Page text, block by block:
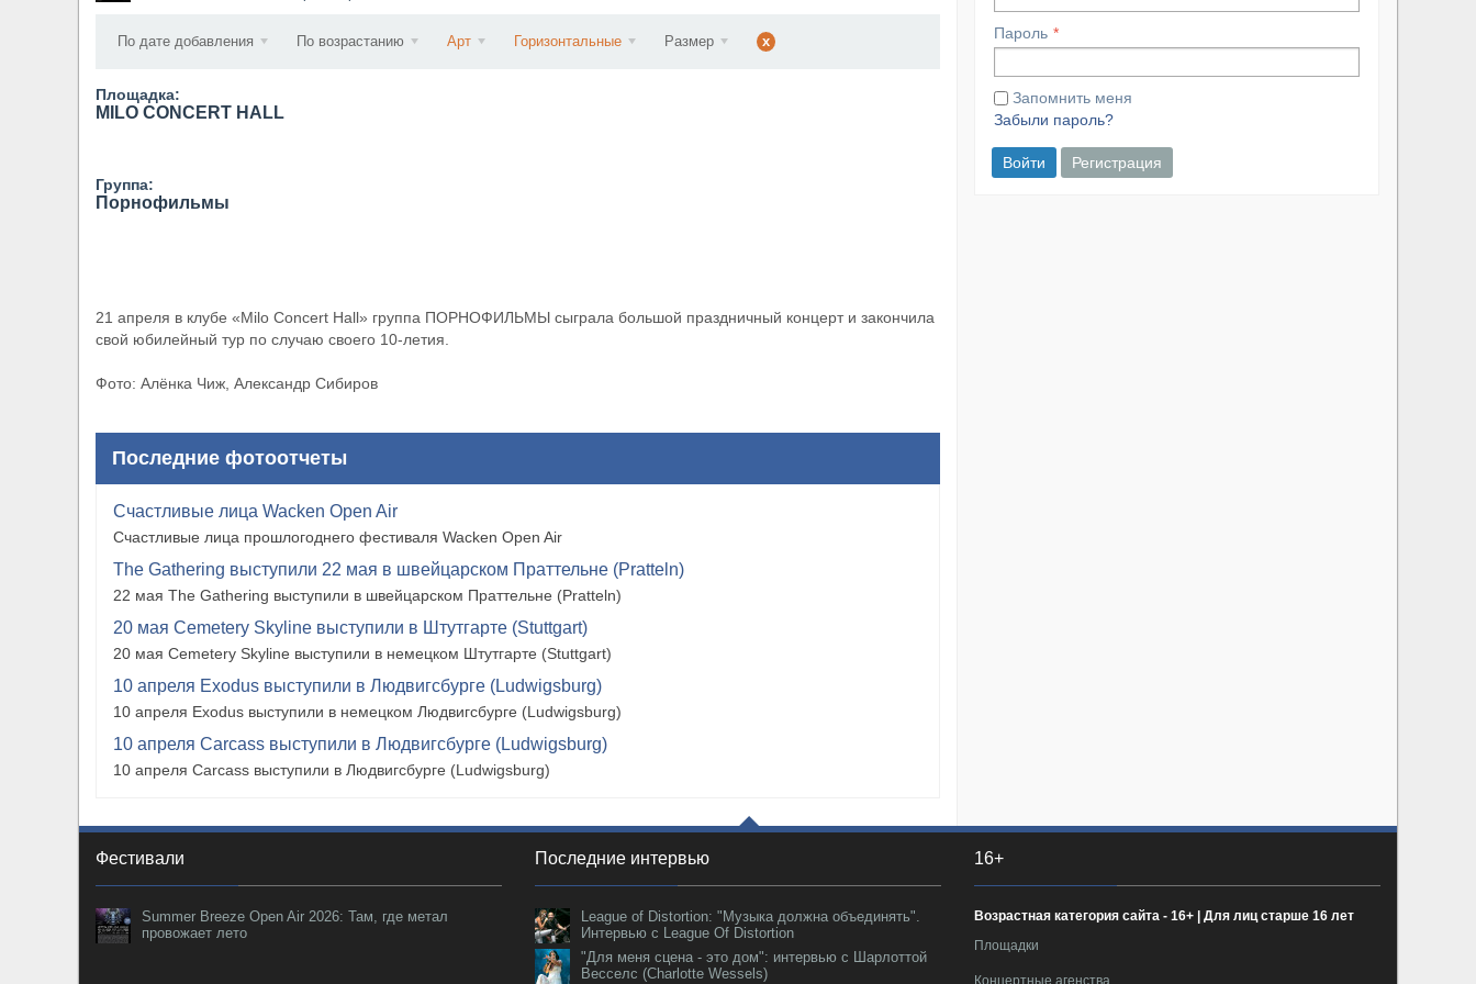
По дате добавления По возрастанию Арт Горизонтальные Размер x
Площадка:
MILO CONCERT HALL
Группа:
Порнофильмы
21 апреля в клубе «Milo Concert Hall» группа ПОРНОФИЛЬМЫ сыграла большой праздничный концерт и закончила
свой юбилейный тур по случаю своего 10-летия.
Фото: Алёнка Чиж, Александр Сибиров
Последние фотоотчеты
Счастливые лица Wacken Open Air
Счастливые лица прошлогоднего фестиваля Wacken Open Air
The Gathering выступили 22 мая в швейцарском Праттельне (Pratteln)
22 мая The Gathering выступили в швейцарском Праттельне (Pratteln)
20 мая Cemetery Skyline выступили в Штутгарте (Stuttgart)
20 мая Cemetery Skyline выступили в немецком Штутгарте (Stuttgart)
10 апреля Exodus выступили в Людвигсбурге (Ludwigsburg)
10 апреля Exodus выступили в немецком Людвигсбурге (Ludwigsburg)
10 апреля Carcass выступили в Людвигсбурге (Ludwigsburg)
10 апреля Carcass выступили в Людвигсбурге (Ludwigsburg)
Пароль
Запомнить меня
Забыли пароль?
Войти Регистрация
Фестивали
Summer Breeze Open Air 2026: Там, где метал
провожает лето
Последние интервью
League of Distortion: "Музыка должна объединять".
Интервью с League Of Distortion
"Для меня сцена - это дом": интервью с Шарлоттой
Весселс (Charlotte Wessels)
16+
Возрастная категория сайта - 16+ | Для лиц старше 16 лет
Площадки